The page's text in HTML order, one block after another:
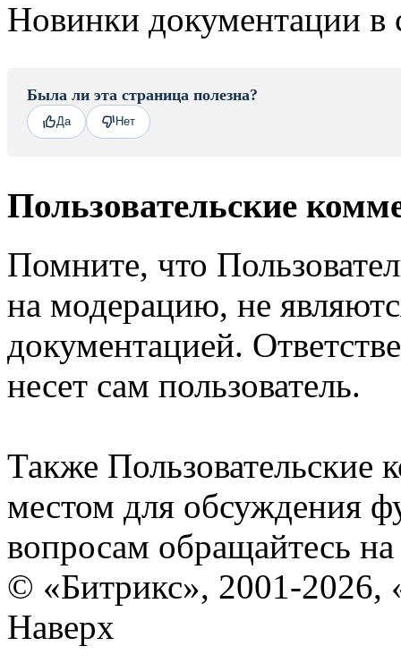
Новинки документации в
Была ли эта страница полезна?
Да Нет
Пользовательские
Помните, что
на модерацию, не
документацией.
несет сам пользователь.
Также Пользовательские
местом для обсуждения
вопросам обращайтесь
© «Битрикс», 2001-2026,
Наверх